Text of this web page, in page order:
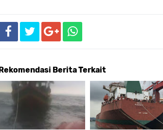
Berita Terkait